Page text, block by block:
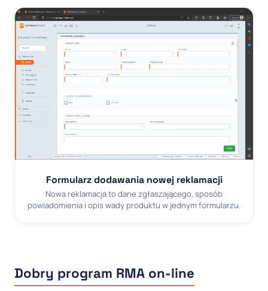
Formularz dodawania nowej reklamacji
Nowa reklamacja to dane zgłaszającego, sposób
powiadomienia i opis wady produktu w jednym formularzu.
Dobry program RMA on-line